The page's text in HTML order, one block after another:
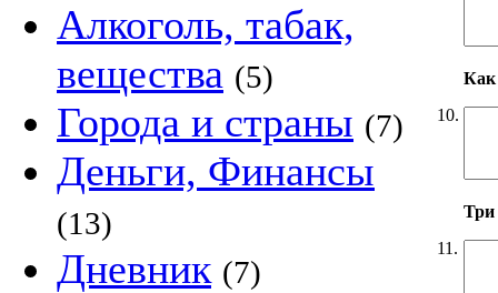
Алкоголь, табак,
вещества (5)
Города и страны (7)
Деньги, Финансы
(13)
Дневник (7)
10.
Как
11.
Три